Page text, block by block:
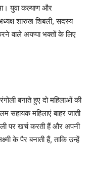
युवा कल्याण और
शारुख शिबली, सदस्य
वाले अयप्पा भक्तों के लिए
बनाते हुए दो महिलाओं की
सहायक महिलाएं बाहर जाती
पर खर्च करती हैं और अपनी
के पैर बनाती हैं, ताकि उन्हें